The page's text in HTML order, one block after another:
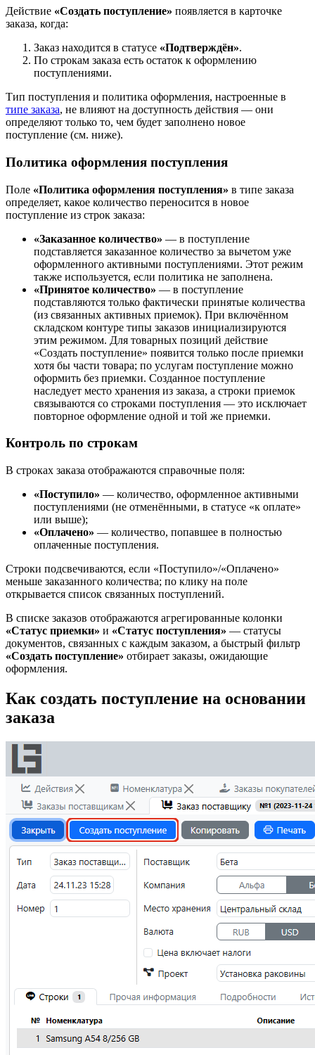
Действие «Создать поступление» появляется в карточке
заказа, когда:
Заказ находится в статусе «Подтверждён».
По строкам заказа есть остаток к оформлению
поступлениями.
Тип поступления и политика оформления, настроенные в
типе заказа, не влияют на доступность действия — они
определяют только то, чем будет заполнено новое
поступление (см. ниже).
Политика оформления поступления
Поле «Политика оформления поступления» в типе заказа
определяет, какое количество переносится в новое
поступление из строк заказа:
«Заказанное количество» — в поступление
подставляется заказанное количество за вычетом уже
оформленного активными поступлениями. Этот режим
также используется, если политика не заполнена.
«Принятое количество» — в поступление
подставляются только фактически принятые количества
(из связанных активных приемок). При включённом
складском контуре типы заказов инициализируются
этим режимом. Для товарных позиций действие
«Создать поступление» появится только после приемки
хотя бы части товара; по услугам поступление можно
оформить без приемки. Созданное поступление
наследует место хранения из заказа, а строки приемок
связываются со строками поступления — это исключает
повторное оформление одной и той же приемки.
Контроль по строкам
В строках заказа отображаются справочные поля:
«Поступило» — количество, оформленное активными
поступлениями (не отменёнными, в статусе «к оплате»
или выше);
«Оплачено» — количество, попавшее в полностью
оплаченные поступления.
Строки подсвечиваются, если «Поступило»/«Оплачено»
меньше заказанного количества; по клику на поле
открывается список связанных поступлений.
В списке заказов отображаются агрегированные колонки
«Статус приемки» и «Статус поступления» — статусы
документов, связанных с каждым заказом, а быстрый фильтр
«Создать поступление» отбирает заказы, ожидающие
оформления.
Как создать поступление на основании
заказа